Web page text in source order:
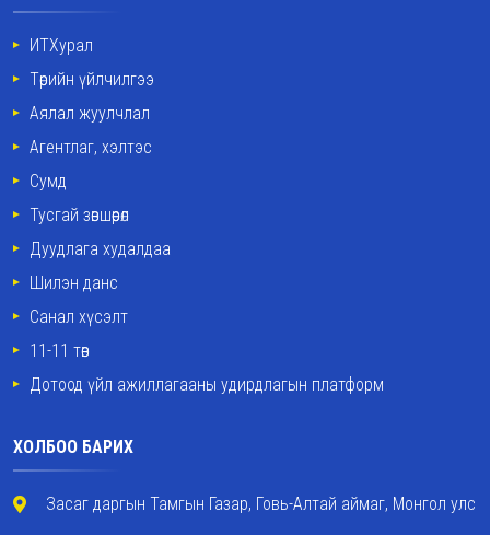
ИТХурал
Төрийн үйлчилгээ
Аялал жуулчлал
Агентлаг, хэлтэс
Сумд
Тусгай зөвшөөрөл
Дуудлага худалдаа
Шилэн данс
Санал хүсэлт
11-11 төв
Дотоод үйл ажиллагааны удирдлагын платформ
ХОЛБОО БАРИХ
Засаг даргын Тамгын Газар, Говь-Алтай аймаг, Монгол улс